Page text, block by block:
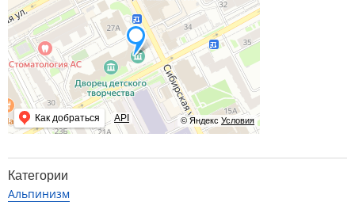
© Яндекс Условия
Как добраться API
Категории
Альпинизм